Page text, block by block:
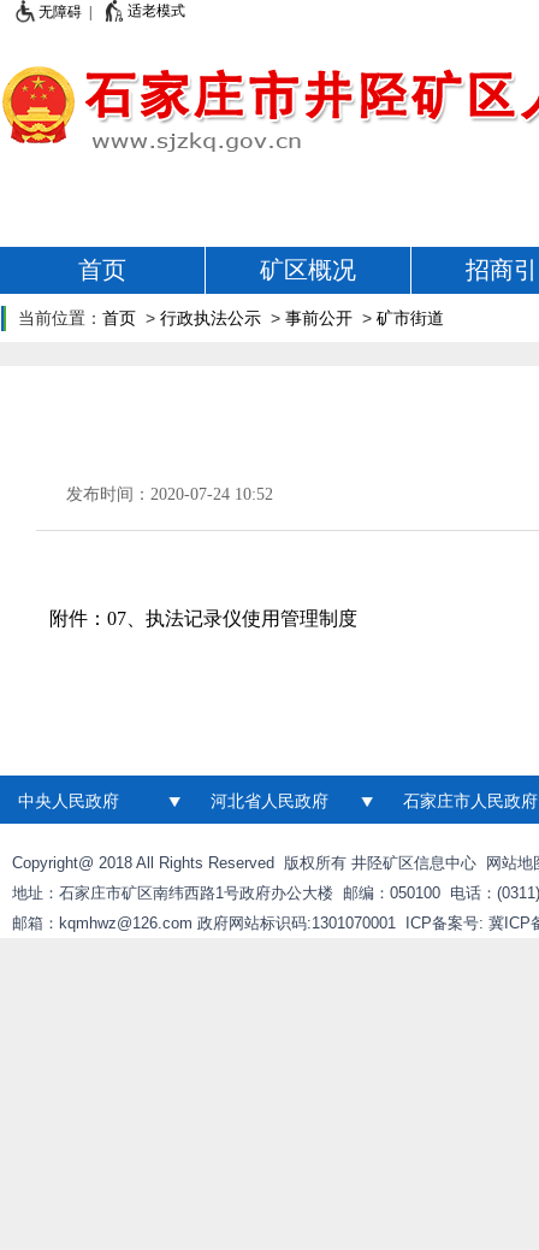
无障碍 | 适老模式
首页 矿区概况 招商
当前位置： 首页 > 行政执法公示 > 事前公开 > 矿市街道
发布时间：2020-07-24 10:52
附件：07、执法记录仪使用管理制度